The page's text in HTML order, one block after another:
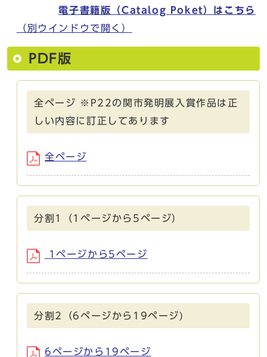
電子書籍版（Catalog Poket）はこちら
（別ウインドウで開く）
PDF版
全ページ ※P22の関市発明展入賞作品は正
しい内容に訂正してあります
全ページ
分割1（1ページから5ページ）
1ページから5ページ
分割2（6ページから19ページ)
6ページから19ページ